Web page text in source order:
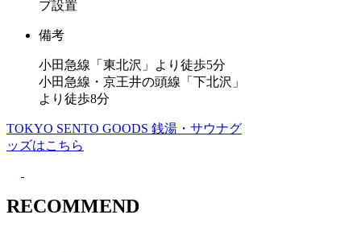
プ設置
備考
小田急線「東北沢」より徒歩5分
小田急線・京王井の頭線「下北沢」
より徒歩8分
TOKYO SENTO GOODS 銭湯・サウナグ
ッズはこちら
RECOMMEND